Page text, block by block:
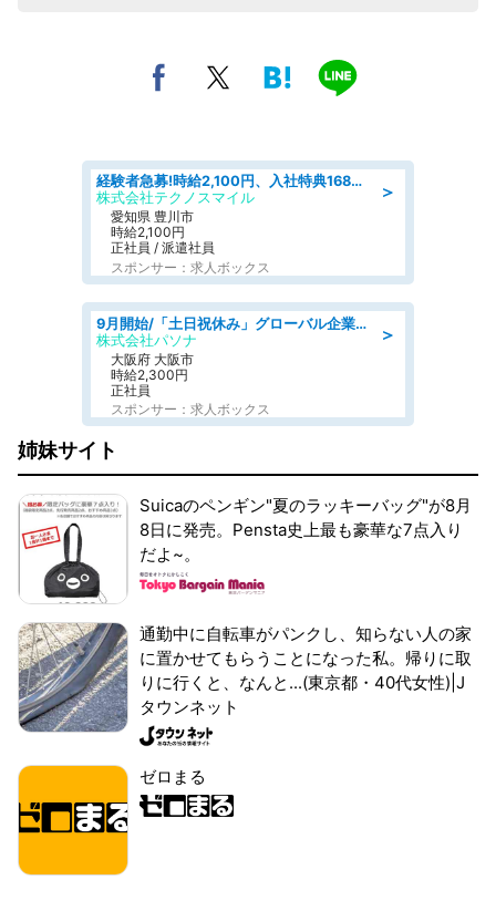
＞
経験者急募!時給2,100円、入社特典168万円の自動車製造業務/トヨタ自動車/tutumi
株式会社テクノスマイル
愛知県 豊川市
時給2,100円
正社員 / 派遣社員
スポンサー：求人ボックス
＞
9月開始/「土日祝休み」グローバル企業での産業保健のお仕事/保健師/高時給/残業なし/服装自由
株式会社パソナ
大阪府 大阪市
時給2,300円
正社員
スポンサー：求人ボックス
姉妹サイト
Suicaのペンギン"夏のラッキーバッグ"が8月
8日に発売。Pensta史上最も豪華な7点入り
だよ~。
通勤中に自転車がパンクし、知らない人の家
に置かせてもらうことになった私。帰りに取
りに行くと、なんと...(東京都・40代女性)|J
タウンネット
ゼロまる